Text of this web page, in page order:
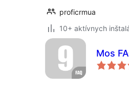
proficrmua
10+ aktívnych
Mos